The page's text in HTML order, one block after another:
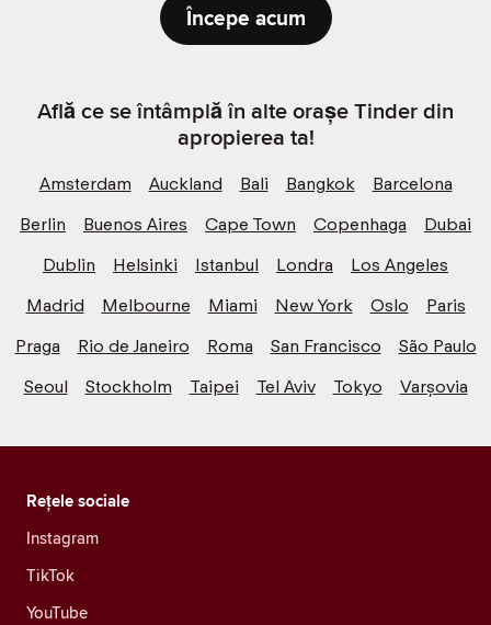
Începe acum
Află ce se întâmplă în alte orașe Tinder din
apropierea ta!
Amsterdam Auckland Bali Bangkok
Barcelona
Berlin
Buenos Aires Cape Town Copenhaga
Dubai
Dublin
Helsinki Istanbul Londra
Los Angeles
Madrid
Melbourne Miami New York Oslo
Paris
Praga
Rio de Janeiro Roma San Francisco
São Paulo
Seoul
Stockholm Taipei Tel Aviv Tokyo Varșovia
Rețele sociale
Instagram
TikTok
YouTube